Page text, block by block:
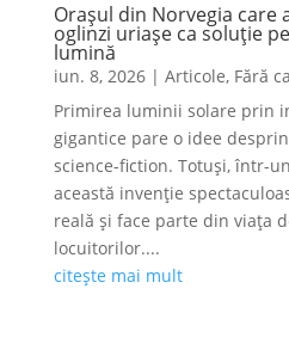
Orașul din Norvegia care
oglinzi uriașe ca soluție
lumină
iun. 8, 2026| Articole, Fără
Primirea luminii solare prin
gigantice pare o idee
science-fiction. Totuși, într-
această invenție
reală și face parte din viața
locuitorilor....
citește mai mult